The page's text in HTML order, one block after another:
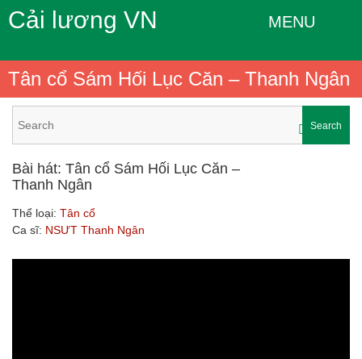
Cải lương VN MENU
Tân cổ Sám Hối Lục Căn – Thanh Ngân
Search
Bài hát: Tân cổ Sám Hối Lục Căn –
Thanh Ngân
Thể loại: Tân cổ
Ca sĩ: NSƯT Thanh Ngân